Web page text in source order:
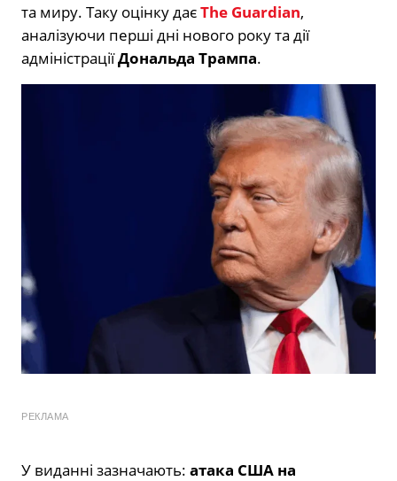
та миру. Таку оцінку даєThe Guardian,
аналізуючи перші дні нового року та дії
адміністраціїДональда Трампа.
РЕКЛАМА
У виданні зазначають: атака США на